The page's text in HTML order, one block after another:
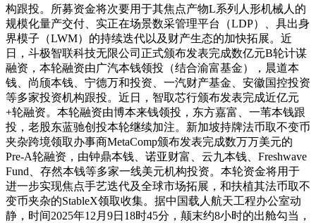
构跟投。所募资金将次要用于其焦点产物L系列人形机械人的
规模化量产交付、实正在场景数采管理平台（LDP）、具出身
界模子（LWM）的持续迭代以及财产生态的加快拓展。近
日，斗极智联科技无限公司正式颁布发表完成数亿元B轮计谋
融资，本轮融资由广汽本钱领投（结合渝富基金），晨道本
钱、尚颀本钱、宁德万和投资、一汽财产基金、安徽国控投资
等多家投资机构跟投。近日，智取芯行颁布发表完成近亿元
+轮融资。本轮融资由博本来钱领投，东方嘉富、一苇本钱跟
投，老股东蓝驰创投本轮继续加注。新加坡持牌法币取不变币
夹杂跨境领取办事商MetaComp颁布发表完成数万万美元的
Pre-A轮融资，由钟鼎本钱、诺亚财富、云九本钱、Freshwave
Fund、存然本钱等多家一线美元机构投资。本轮资金将用于
进一步实现焦点手艺迭代及全球市场拓展，和扶植其法币取不
变币夹杂的StableX领取收集。据中国载人航天工程办公室动
静，时间2025年12月9日18时45分，颠末约8小时的出舱勾当，